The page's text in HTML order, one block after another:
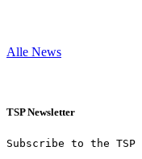
Alle News
TSP Newsletter
Subscribe to the